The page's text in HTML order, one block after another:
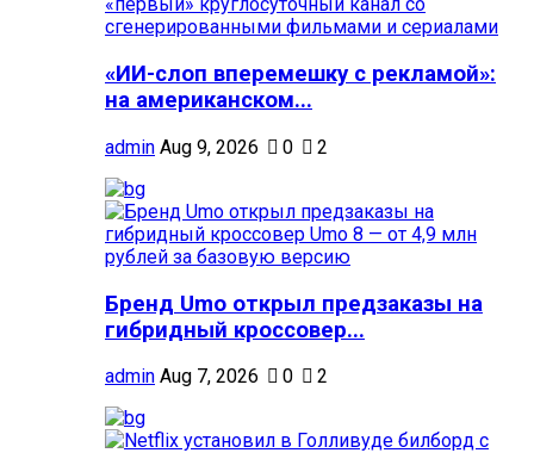
«ИИ-слоп вперемешку с рекламой»:
на американском...
admin Aug 9, 2026 0 2
Бренд Umo открыл предзаказы на
гибридный кроссовер...
admin Aug 7, 2026 0 2